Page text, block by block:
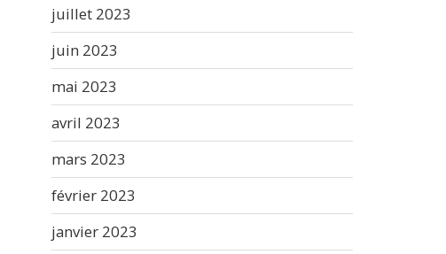
juillet 2023
juin 2023
mai 2023
avril 2023
mars 2023
février 2023
janvier 2023